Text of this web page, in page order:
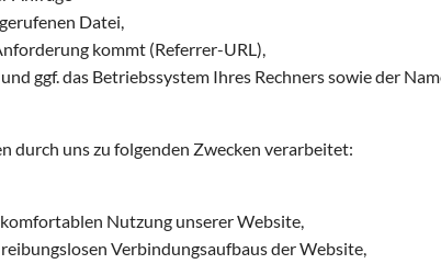
Datei,
kommt (Referrer-URL),
ggf. das Betriebssystem Ihres Rechners sowie der
durch uns zu folgenden Zwecken verarbeitet:
Nutzung unserer Website,
Verbindungsaufbaus der Website,